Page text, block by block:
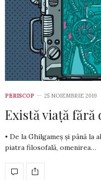
PERISCOP 25 NOIEMBRIE 2019
Există viață fără
• De la Ghilgameș și până la
piatra filosofală, omenirea…